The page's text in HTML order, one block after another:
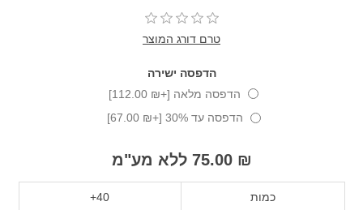
טרם דורג המוצר
הדפסה ישירה
הדפסה מלאה [+₪ 112.00]
הדפסה עד 30% [+₪ 67.00]
₪ 75.00 ללא מע"מ
כמות 40+